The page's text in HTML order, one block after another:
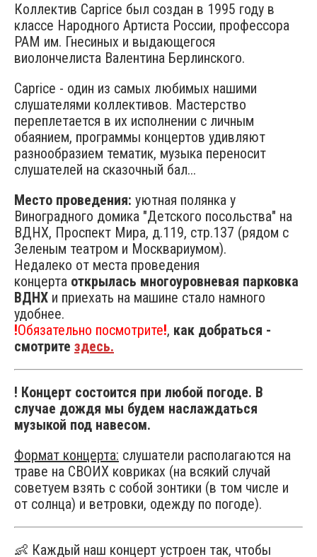
Коллектив Caprice был создан в 1995 году в
классе Народного Артиста России, профессора
РАМ им. Гнесиных и выдающегося
виолончелиста Валентина Берлинского.
Caprice - один из самых любимых нашими
слушателями коллективов. Мастерство
переплетается в их исполнении с личным
обаянием, программы концертов удивляют
разнообразием тематик, музыка переносит
слушателей на сказочный бал...
Место проведения: уютная полянка у
Виноградного домика "Детского посольства" на
ВДНХ, Проспект Мира, д.119, стр.137 (рядом с
Зеленым театром и Москвариумом).
Недалеко от места проведения
концерта открылась многоуровневая парковка
ВДНХ и приехать на машине стало намного
удобнее.
!Обязательно посмотрите!, как добраться -
смотрите здесь.
! Концерт состоится при любой погоде. В
случае дождя мы будем наслаждаться
музыкой под навесом.
Формат концерта: слушатели располагаются на
траве на СВОИХ ковриках (на всякий случай
советуем взять с собой зонтики (в том числе и
от солнца) и ветровки, одежду по погоде).
👶 Каждый наш концерт устроен так, чтобы